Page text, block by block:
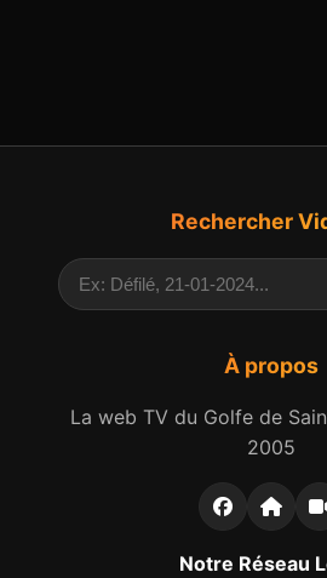
À propos
La web TV du Golfe de
2005
Notre Réseau
Rechercher